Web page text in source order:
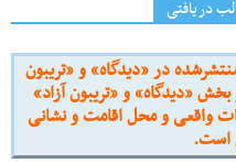
دریافتی
در «دیدگاه» و «تریبون
«دیدگاه» و «تریبون آزاد»
واقعی و محل اقامت و نشانی
است.